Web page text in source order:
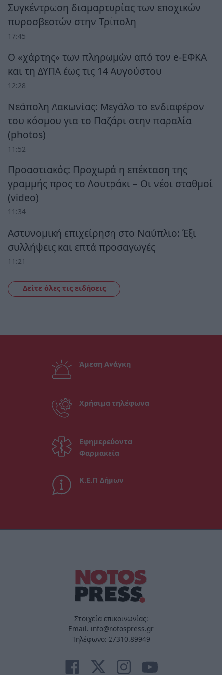
Συγκέντρωση διαμαρτυρίας των εποχικών
πυροσβεστών στην Τρίπολη
17:45
Ο «χάρτης» των πληρωμών από τον e-ΕΦΚΑ
και τη ΔΥΠΑ έως τις 14 Αυγούστου
12:28
Νεάπολη Λακωνίας: Μεγάλο το ενδιαφέρον
του κόσμου για το Παζάρι στην παραλία
(photos)
11:52
Προαστιακός: Προχωρά η επέκταση της
γραμμής προς το Λουτράκι – Οι νέοι σταθμοί
(video)
11:34
Αστυνομική επιχείρηση στο Ναύπλιο: Έξι
συλλήψεις και επτά προσαγωγές
11:21
Δείτε όλες τις ειδήσεις
Άμεση Ανάγκη
Χρήσιμα τηλέφωνα
Εφημερεύοντα
Φαρμακεία
Κ.Ε.Π Δήμων
Στοιχεία επικοινωνίας:
Email. info@notospress.gr
Τηλέφωνο: 27310.89949